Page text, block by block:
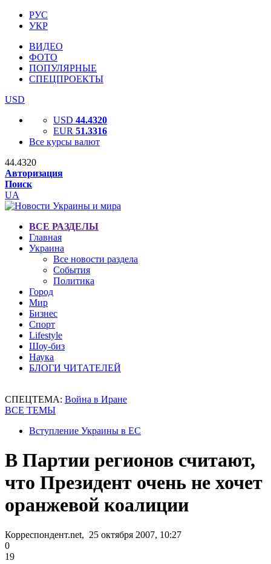
РУС
УКР
ВИДЕО
ФОТО
ПОПУЛЯРНЫЕ
СПЕЦПРОЕКТЫ
USD
USD 44.4320
EUR 51.3316
Все курсы валют
44.4320
Авторизация
Поиск
UA
ВСЕ РАЗДЕЛЫ
Главная
Украина
Все новости раздела
События
Политика
Город
Мир
Бизнес
Спорт
Lifestyle
Шоу-биз
Наука
БЛОГИ ЧИТАТЕЛЕЙ
СПЕЦТЕМА: Война в Иране
ВСЕ ТЕМЫ
Вступление Украины в ЕС
В Партии регионов считают,
что Президент очень не хочет
оранжевой коалиции
Корреспондент.net, 25 октября 2007, 10:27
0
19